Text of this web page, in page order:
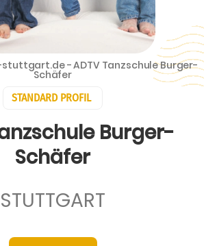
STANDARD PROFIL
Burger-
Schäfer
STUTTGART
- ADTV Tanzschule Burger-
Schäfer